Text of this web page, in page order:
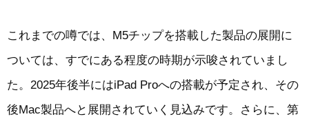
これまでの噂では、M5チップを搭載した製品の展開に
ついては、すでにある程度の時期が示唆されていまし
た。2025年後半にはiPad Proへの搭載が予定され、その
後Mac製品へと展開されていく見込みです。さらに、第